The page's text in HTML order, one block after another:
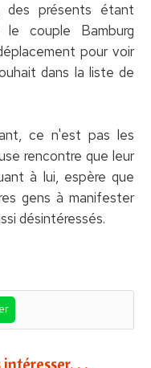
des présents étant
couple Bamburg
pour voir
dans la liste de
ce n'est pas les
rencontre que leur
à lui, espère que
gens à manifester
désintéressés.
. .